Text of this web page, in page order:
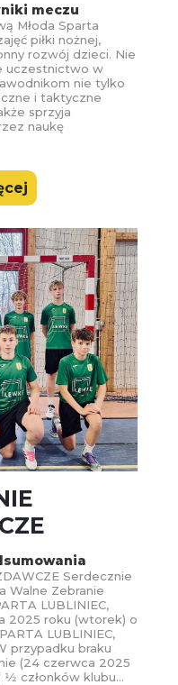
meczu
Młoda Sparta
piłki nożnej,
rozwój dzieci. Nie
uczestnictwo w
nie tylko
i taktyczne
sprzyja
naukę
Serdecznie
Walne Zebranie
LUBLINIEC,
2025 roku (wtorek) o
LUBLINIEC,
przypadku braku
(24 czerwca 2025
członków klubu...